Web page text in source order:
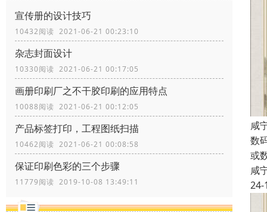
宣传册的设计技巧
10432阅读 2021-06-21 00:23:10
杂志封面设计
10330阅读 2021-06-21 00:17:05
画册印刷厂之不干胶印刷的应用特点
10088阅读 2021-06-21 00:12:05
产品标签打印，工程图纸扫描
10462阅读 2021-06-21 00:08:58
保证印刷色彩的三个步骤
11779阅读 2019-10-08 13:49:11
咸
数
或
咸
24-